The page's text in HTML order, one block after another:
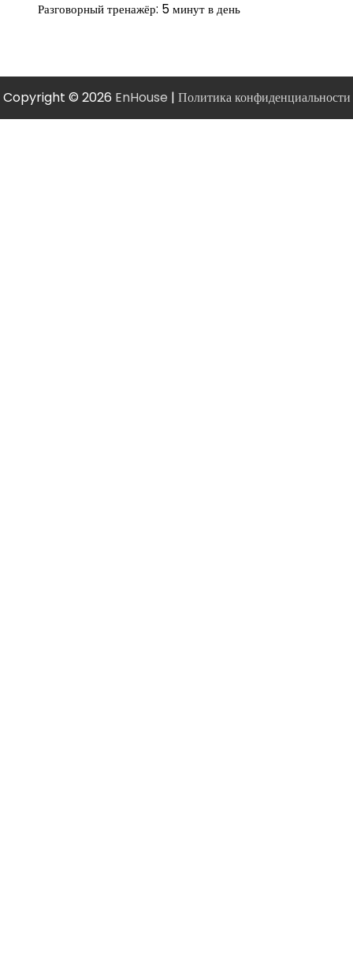
Разговорный тренажёр: 5 минут в день
Copyright © 2026 EnHouse | Политика конфиденциальности